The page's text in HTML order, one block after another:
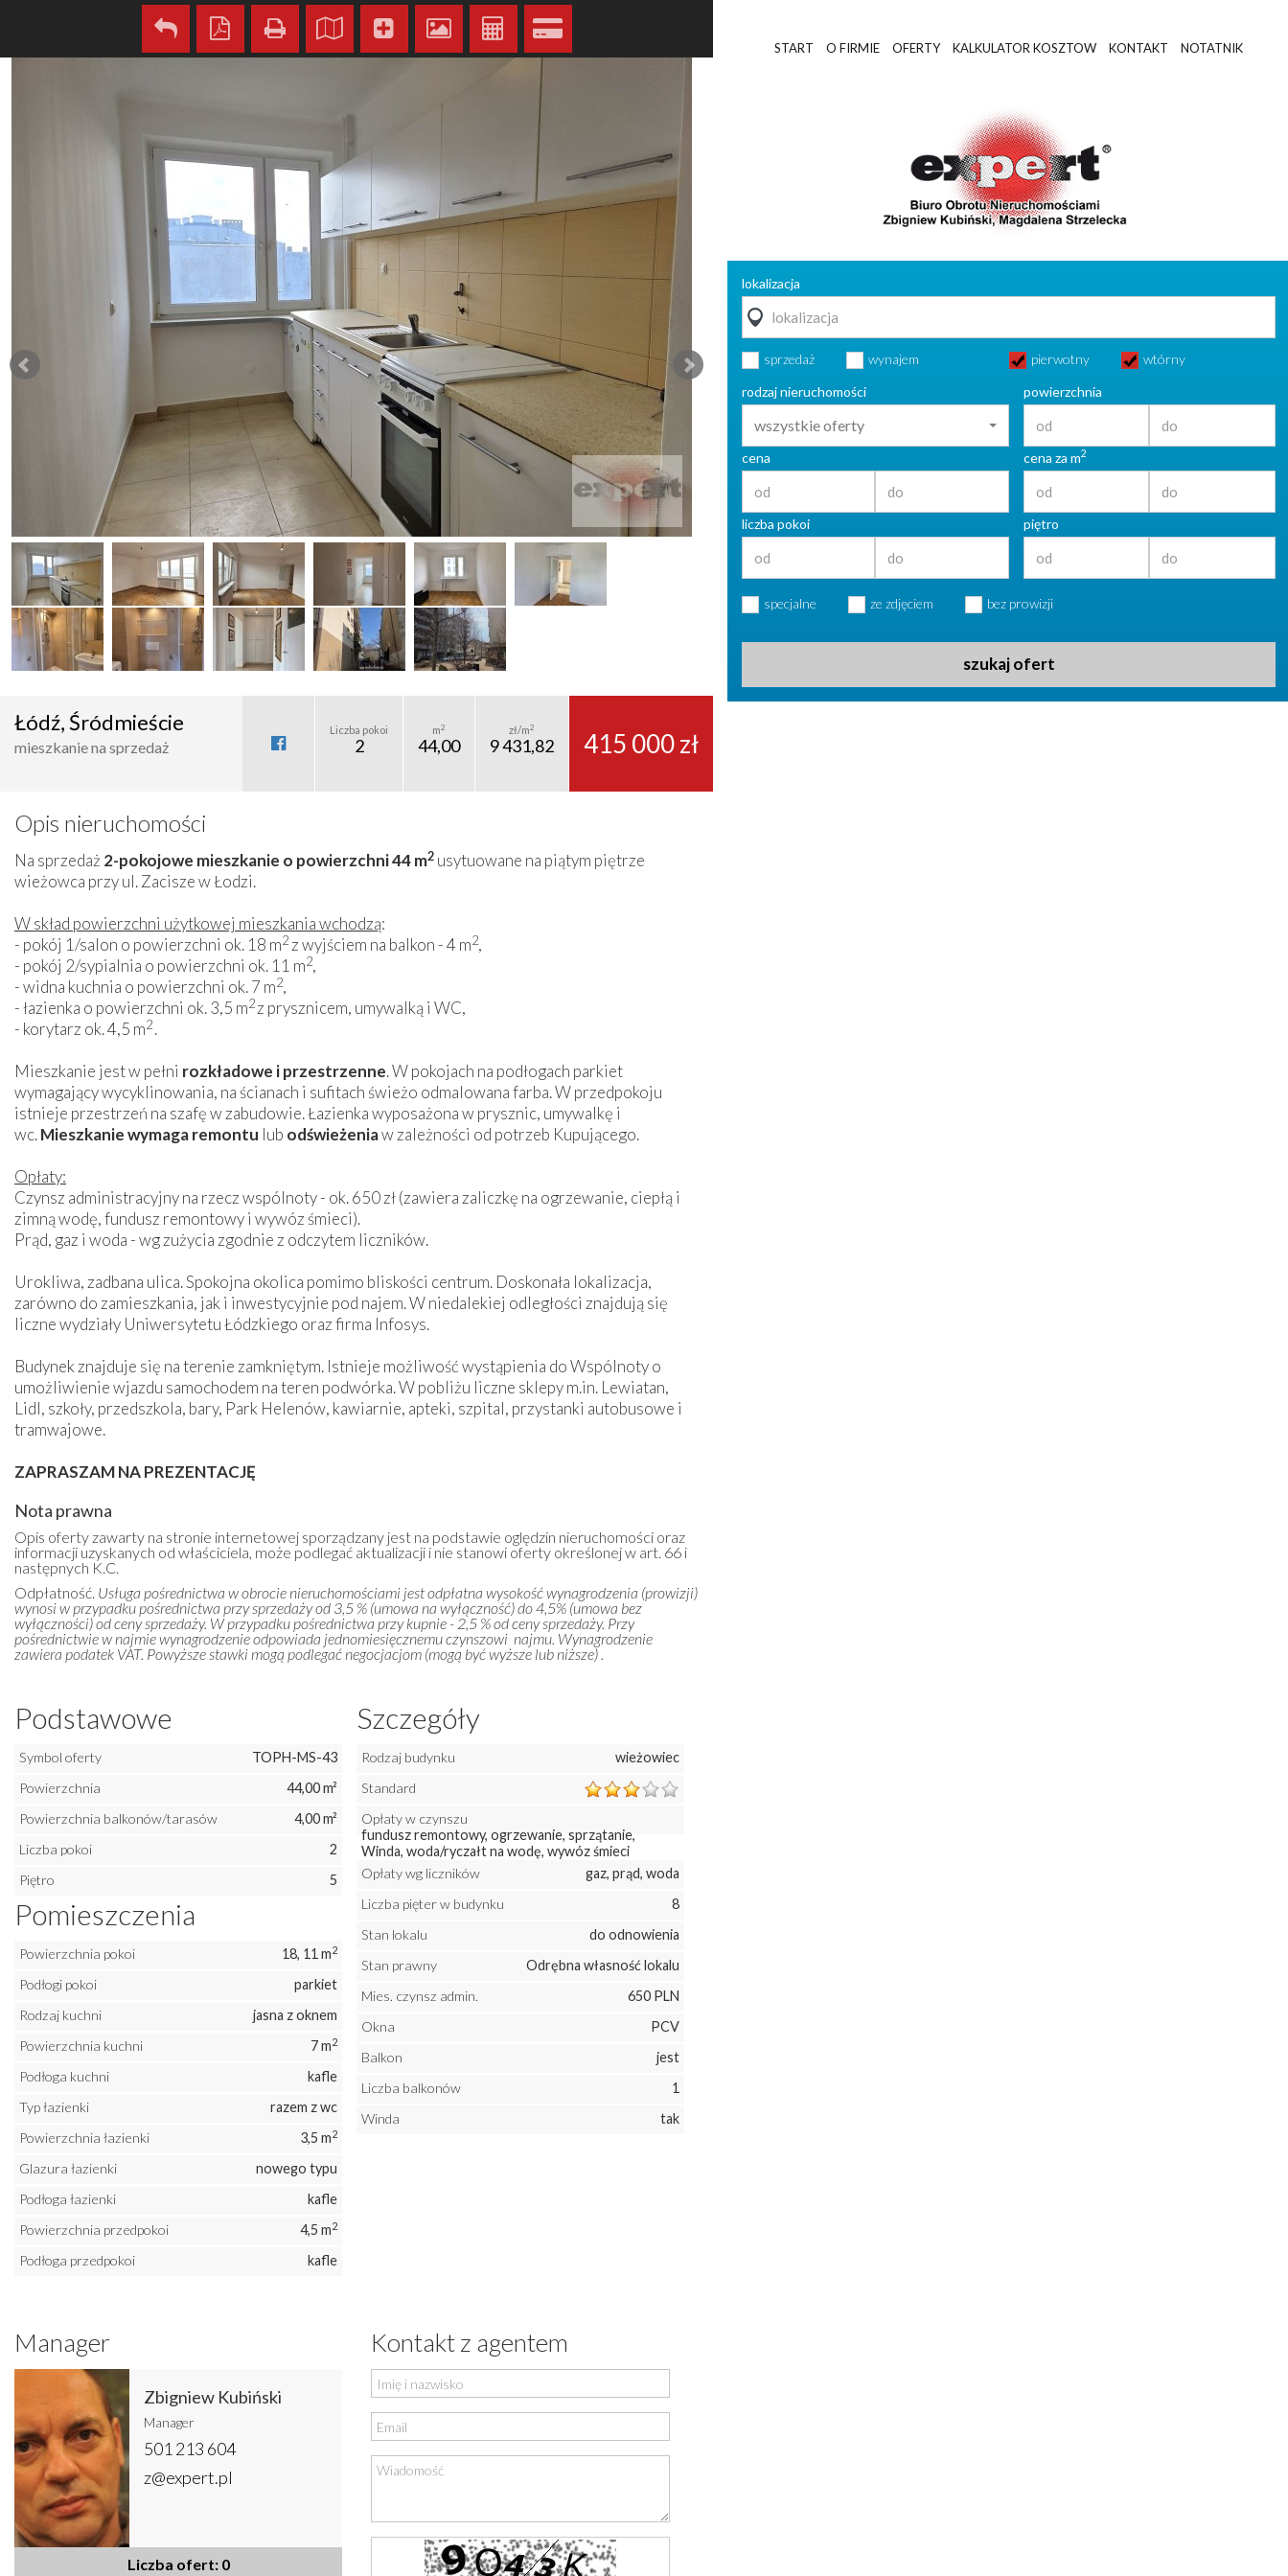
Łódź, Śródmieście
mieszkanie na sprzedaż
Liczba pokoi
2
m2
44,00
zł/m2
9 431,82 415 000 zł
Opis nieruchomości
Na sprzedaż 2-pokojowe mieszkanie o powierzchni 44 m2 usytuowane na piątym piętrze
wieżowca przy ul. Zacisze w Łodzi.
W skład powierzchni użytkowej mieszkania wchodzą:
- pokój 1/salon o powierzchni ok. 18 m2 z wyjściem na balkon - 4 m2,
- pokój 2/sypialnia o powierzchni ok. 11 m2,
- widna kuchnia o powierzchni ok. 7 m2,
- łazienka o powierzchni ok. 3,5 m2z prysznicem, umywalką i WC,
- korytarz ok. 4,5 m2.
Mieszkanie jest w pełni rozkładowe i przestrzenne. W pokojach na podłogach parkiet
wymagający wycyklinowania, na ścianach i sufitach świeżo odmalowana farba. W przedpokoju
istnieje przestrzeń na szafę w zabudowie. Łazienka wyposażona w prysznic, umywalkę i
wc.Mieszkanie wymaga remontu lub odświeżeniaw zależności od potrzeb Kupującego.
Opłaty:
Czynsz administracyjny na rzecz wspólnoty - ok. 650 zł (zawiera zaliczkę na ogrzewanie, ciepłą i
zimną wodę, fundusz remontowy i wywóz śmieci).
Prąd, gaz i woda - wg zużycia zgodnie z odczytem liczników.
Urokliwa, zadbana ulica. Spokojna okolica pomimo bliskości centrum. Doskonała lokalizacja,
zarówno do zamieszkania, jak i inwestycyjnie pod najem. W niedalekiej odległości znajdują się
liczne wydziały Uniwersytetu Łódzkiego oraz firma Infosys.
Budynek znajduje się na terenie zamkniętym. Istnieje możliwość wystąpienia do Wspólnoty o
umożliwienie wjazdu samochodem na teren podwórka. W pobliżu liczne sklepy m.in. Lewiatan,
Lidl, szkoły, przedszkola, bary, Park Helenów, kawiarnie, apteki, szpital, przystanki autobusowe i
tramwajowe.
ZAPRASZAM NA PREZENTACJĘ
Nota prawna
Opis oferty zawarty na stronie internetowej sporządzany jest na podstawie oględzin nieruchomości oraz
informacji uzyskanych od właściciela, może podlegać aktualizacji i nie stanowi oferty określonej w art. 66 i
następnych K.C.
Odpłatność. Usługa pośrednictwa w obrocie nieruchomościami jest odpłatna wysokość wynagrodzenia (prowizji)
wynosi w przypadku pośrednictwa przy sprzedaży od 3,5 % (umowa na wyłączność) do 4,5% (umowa bez
wyłączności) od ceny sprzedaży. W przypadku pośrednictwa przy kupnie - 2,5 % od ceny sprzedaży. Przy
pośrednictwie w najmie wynagrodzenie odpowiada jednomiesięcznemu czynszowi najmu. Wynagrodzenie
zawiera podatek VAT. Powyższe stawki mogą podlegać negocjacjom (mogą być wyższe lub niższe) .
Podstawowe
Symbol oferty
TOPH-MS-43
Powierzchnia
44,00 m²
Powierzchnia balkonów/tarasów
4,00 m²
Liczba pokoi
2
Piętro
5
Szczegóły
Rodzaj budynku
wieżowiec
Standard
Opłaty w czynszu
fundusz remontowy, ogrzewanie, sprzątanie,
Winda, woda/ryczałt na wodę, wywóz śmieci
Opłaty wg liczników
gaz, prąd, woda
Liczba pięter w budynku
8
Stan lokalu
do odnowienia
Stan prawny
Odrębna własność lokalu
Mies. czynsz admin.
650 PLN
Okna
PCV
Balkon
jest
Liczba balkonów
1
Winda
tak
Pomieszczenia
Powierzchnia pokoi 18, 11 m2
Podłogi pokoi
parkiet
Rodzaj kuchni
jasna z oknem
Powierzchnia kuchni
7 m2
Podłoga kuchni
kafle
Typ łazienki
razem z wc
Powierzchnia łazienki
3,5 m2
Glazura łazienki
nowego typu
Podłoga łazienki
kafle
Powierzchnia przedpokoi
4,5 m2
Podłoga przedpokoi kafle
Manager
Zbigniew Kubiński
Manager
501 213 604
z@expert.pl
Liczba ofert: 0
Kontakt z agentem
START O FIRMIE OFERTY KALKULATOR KOSZTOW KONTAKT NOTATNIK
lokalizacja
sprzedaż wynajem pierwotny
wtórny
rodzaj nieruchomości
wszystkie oferty
powierzchnia
cena cena za m2
liczba pokoi piętro
specjalne ze zdjęciem bez prowizji
szukaj ofert